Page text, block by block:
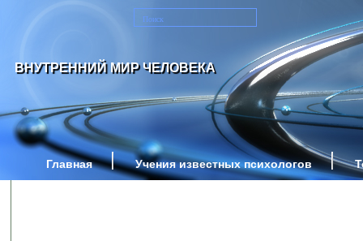
ВНУТРЕННИЙ МИР ЧЕЛОВЕКА
Главная Учения известных психологов